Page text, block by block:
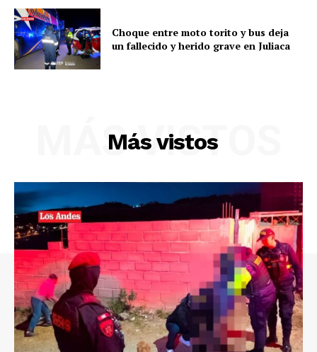
Choque entre moto torito y bus deja
un fallecido y herido grave en Juliaca
Más vistos
MÁS VISTOS